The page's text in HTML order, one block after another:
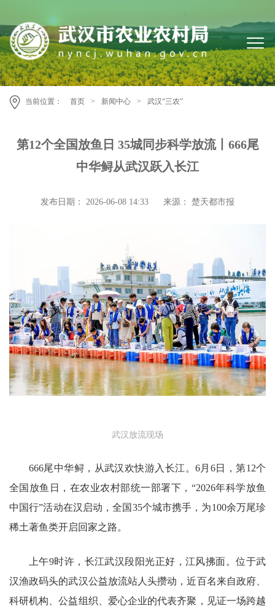
当前位置： 首页 > 新闻中心 > 武汉“三农”
第12个全国放鱼日 35城同步科学放流丨666尾
中华鲟从武汉跃入长江
发布日期： 2026-06-08 14:33 来源： 楚天都市报
武汉放流现场
666尾中华鲟，从武汉欢快游入长江。6月6日，第12个
全国放鱼日，在农业农村部统一部署下，“2026年科学放鱼
中国行”活动在汉启动，全国35个城市携手，为100余万尾珍
稀土著鱼类开启回家之路。
上午9时许，长江武汉段阳光正好，江风拂面。位于武
汉渔政码头的武汉公益放流站人头攒动，近百名来自政府、
科研机构、公益组织、爱心企业的代表齐聚，见证一场跨越